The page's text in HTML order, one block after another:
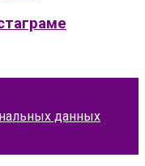
данных